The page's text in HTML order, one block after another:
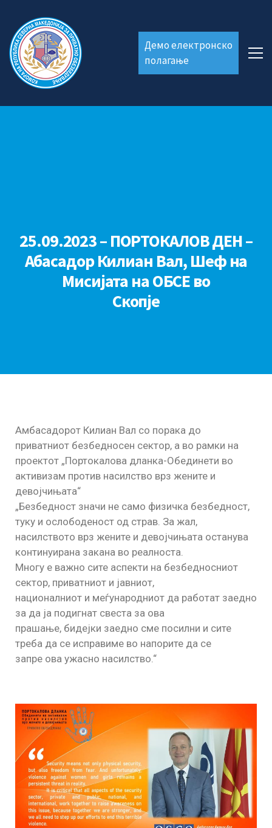
Демо електронско
полагање
25.09.2023 – ПОРТОКАЛОВ ДЕН –
Абасадор Килиан Вал, Шеф на
Мисијата на ОБСЕ во
Скопје
Амбасадорот Килиан Вал со порака до
приватниот безбедносен сектор, а во рамки на
проектот „Портокалова дланка-Обединети во
активизам против насилство врз жените и
девојчињата“
„Безбедност значи не само физичка безбедност,
туку и ослободеност од страв. За жал,
насилството врз жените и девојчињата останува
континуирана закана во реалноста.
Многу е важно сите аспекти на безбедносниот
сектор, приватниот и јавниот,
националниот и меѓународниот да работат заедно
за да ја подигнат свеста за ова
прашање, бидејки заедно сме посилни и сите
треба да се исправиме во напорите да се
запре ова ужасно насилство.“